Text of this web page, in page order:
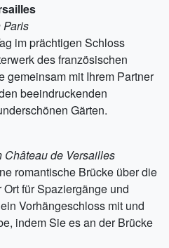
Paris
im prächtigen Schloss
des französischen
gemeinsam mit Ihrem Partner
beeindruckenden
Gärten.
Château de Versailles
romantische Brücke über die
für Spaziergänge und
Vorhängeschloss mit und
indem Sie es an der Brücke